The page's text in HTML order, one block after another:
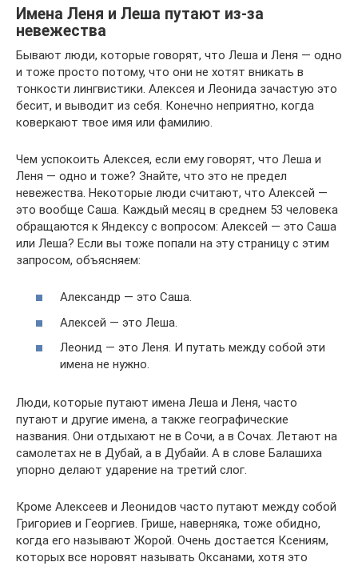
Имена Леня и Леша путают из-за
невежества
Бывают люди, которые говорят, что Леша и Леня — одно
и тоже просто потому, что они не хотят вникать в
тонкости лингвистики. Алексея и Леонида зачастую это
бесит, и выводит из себя. Конечно неприятно, когда
коверкают твое имя или фамилию.
Чем успокоить Алексея, если ему говорят, что Леша и
Леня — одно и тоже? Знайте, что это не предел
невежества. Некоторые люди считают, что Алексей —
это вообще Саша. Каждый месяц в среднем 53 человека
обращаются к Яндексу с вопросом: Алексей — это Саша
или Леша? Если вы тоже попали на эту страницу с этим
запросом, объясняем:
Александр — это Саша.
Алексей — это Леша.
Леонид — это Леня. И путать между собой эти
имена не нужно.
Люди, которые путают имена Леша и Леня, часто
путают и другие имена, а также географические
названия. Они отдыхают не в Сочи, а в Сочах. Летают на
самолетах не в Дубай, а в Дубайи. А в слове Балашиха
упорно делают ударение на третий слог.
Кроме Алексеев и Леонидов часто путают между собой
Григориев и Георгиев. Грише, наверняка, тоже обидно,
когда его называют Жорой. Очень достается Ксениям,
которых все норовят называть Оксанами, хотя это